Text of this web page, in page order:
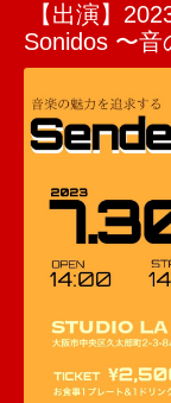
【出演】
Sonidos 〜音